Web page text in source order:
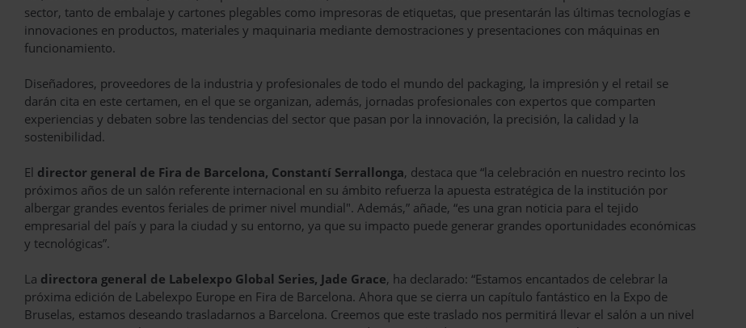
sector, tanto de embalaje y cartones plegables como impresoras de etiquetas, que presentarán las últimas tecnologías e
innovaciones en productos, materiales y maquinaria mediante demostraciones y presentaciones con máquinas en
funcionamiento.
Diseñadores, proveedores de la industria y profesionales de todo el mundo del packaging, la impresión y el retail se
darán cita en este certamen, en el que se organizan, además, jornadas profesionales con expertos que comparten
experiencias y debaten sobre las tendencias del sector que pasan por la innovación, la precisión, la calidad y la
sostenibilidad.
El director general de Fira de Barcelona, Constantí Serrallonga, destaca que “la celebración en nuestro recinto los
próximos años de un salón referente internacional en su ámbito refuerza la apuesta estratégica de la institución por
albergar grandes eventos feriales de primer nivel mundial". Además,” añade, “es una gran noticia para el tejido
empresarial del país y para la ciudad y su entorno, ya que su impacto puede generar grandes oportunidades económicas
y tecnológicas”.
La directora general de Labelexpo Global Series, Jade Grace, ha declarado: “Estamos encantados de celebrar la
próxima edición de Labelexpo Europe en Fira de Barcelona. Ahora que se cierra un capítulo fantástico en la Expo de
Bruselas, estamos deseando trasladarnos a Barcelona. Creemos que este traslado nos permitirá llevar el salón a un nivel